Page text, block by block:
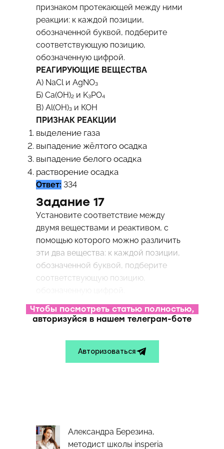
признаком протекающей между ними
реакции: к каждой позиции,
обозначенной буквой, подберите
соответствующую позицию,
обозначенную цифрой.
РЕАГИРУЮЩИЕ ВЕЩЕСТВА
А) NaCl и AgNO₃
Б) Ca(OH)₂ и K₃PO₄
В) Al(OH)₃ и КОН
ПРИЗНАК РЕАКЦИИ
выделение газа
выпадение жёлтого осадка
выпадение белого осадка
растворение осадка
Ответ: 334
Чтобы посмотреть статью полностью,
авторизуйся в нашем телеграм-боте
Авторизоваться
Задание 17
Установите соответствие между
двумя веществами и реактивом, с
помощью которого можно различить
эти два вещества: к каждой позиции,
обозначенной буквой, подберите
соответствующую позицию,
ВЕЩЕСТВА
А) NaOH и NaCl
В) AlCl₃ и BaCl₂
Александра Березина,
методист школы insperia